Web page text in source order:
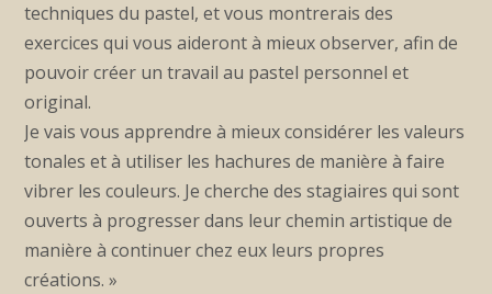
techniques du pastel, et vous montrerais des
exercices qui vous aideront à mieux observer, afin de
pouvoir créer un travail au pastel personnel et
original.
Je vais vous apprendre à mieux considérer les valeurs
tonales et à utiliser les hachures de manière à faire
vibrer les couleurs. Je cherche des stagiaires qui sont
ouverts à progresser dans leur chemin artistique de
manière à continuer chez eux leurs propres
créations. »